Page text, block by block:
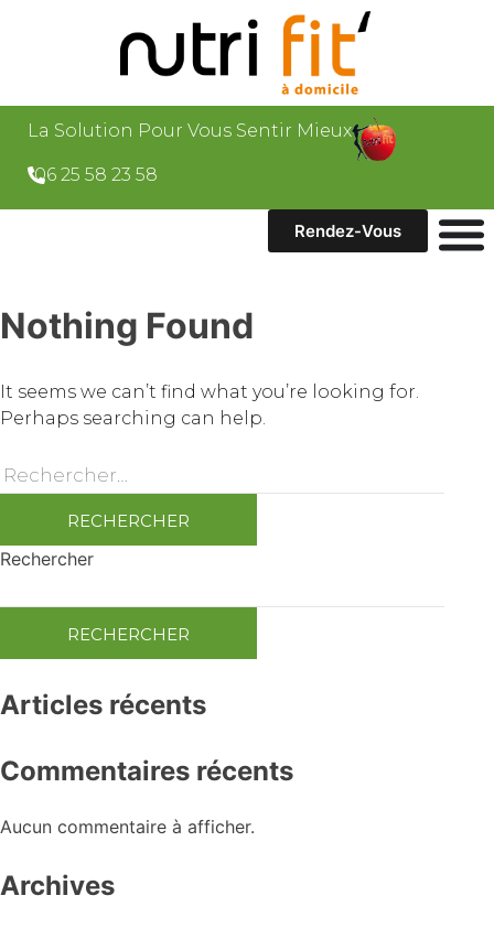
La Solution Pour Vous Sentir Mieux
06 25 58 23 58
Rendez-Vous
Nothing Found
It seems we can’t find what you’re looking for.
Perhaps searching can help.
Rechercher
RECHERCHER
Articles récents
Commentaires récents
Aucun commentaire à afficher.
Archives